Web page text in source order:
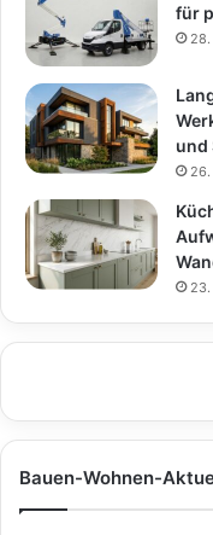
für
und
Bauen-Wohnen-